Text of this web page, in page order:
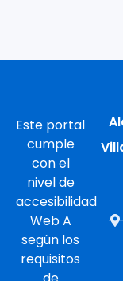
Este portal
cumple
con el
nivel de
accesibilidad
Web A
según los
requisitos